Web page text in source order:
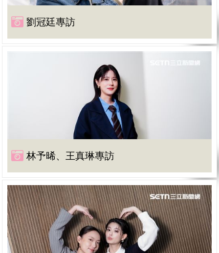
劉冠廷專訪
林予晞、王真琳專訪